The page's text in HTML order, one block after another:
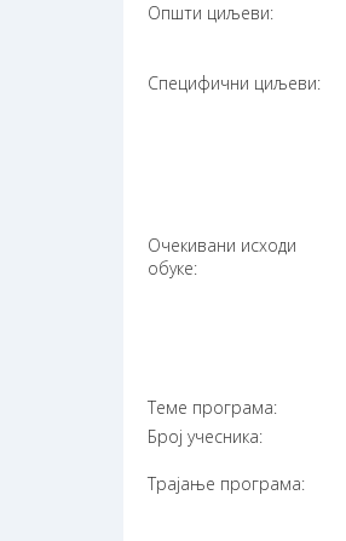
Општи циљеви:
Специфични циљеви:
Очекивани исходи
обуке:
Теме програма:
Број учесника:
Трајање програма: